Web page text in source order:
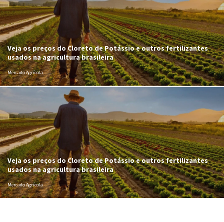
Veja os preços do Cloreto de Potássio e outros fertilizantes
usados na agricultura brasileira
Mercado Agrícola
Veja os preços do Cloreto de Potássio e outros fertilizantes
usados na agricultura brasileira
Mercado Agrícola